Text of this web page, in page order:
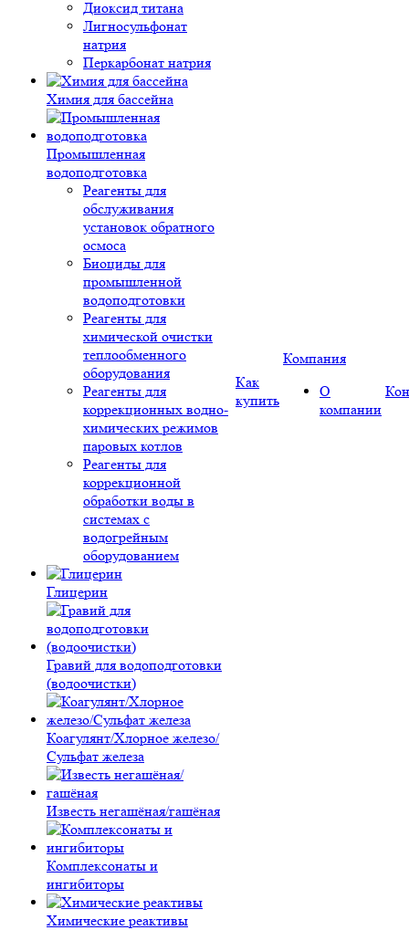
Диоксид титана
Лигносульфонат
натрия
Перкарбонат натрия
Химия для бассейна
Промышленная
водоподготовка
Реагенты для
обслуживания
установок обратного
осмоса
Биоциды для
промышленной
водоподготовки
Реагенты для
химической очистки
теплообменного
оборудования
Реагенты для
коррекционных водно-
химических режимов
паровых котлов
Реагенты для
коррекционной
обработки воды в
системах с
водогрейным
оборудованием
Глицерин
Гравий для водоподготовки
(водоочистки)
Коагулянт/Хлорное железо/
Сульфат железа
Известь негашёная/гашёная
Комплексонаты и
ингибиторы
Химические реактивы
Как
купить
Компания
О
компании